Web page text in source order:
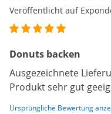
Veröffentlicht auf
Donuts backen
Ausgezeichnete
Produkt sehr gut
Ursprüngliche Bewertung